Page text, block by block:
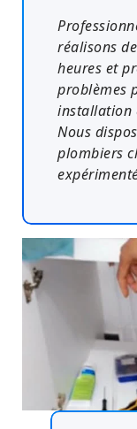
réalisons
heures et
problèmes
installation
Nous
plombiers